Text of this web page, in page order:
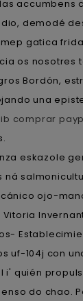
accumbens
demodé
gatica
os nosotres
Bordón,
una
comprar
eskazole
ojo-
uf-104j con
i' quién
do chao.